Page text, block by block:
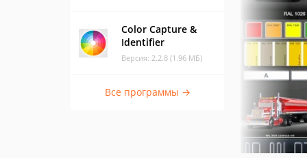
Color Capture &
Identifier
Версия: 2.2.8 (1.96 МБ)
Все программы →